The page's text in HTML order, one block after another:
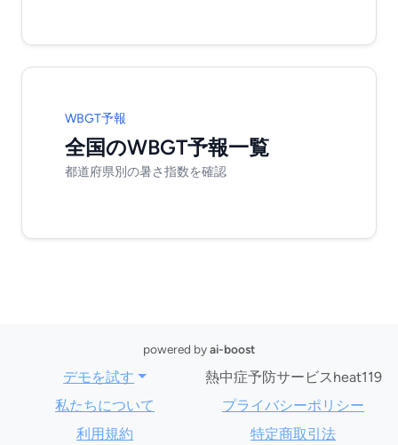
WBGT予報
全国のWBGT予報一覧
都道府県別の暑さ指数を確認
powered byai-boost
デモを試す
熱中症予防サービスheat119
私たちについて
プライバシーポリシー
利用規約
特定商取引法